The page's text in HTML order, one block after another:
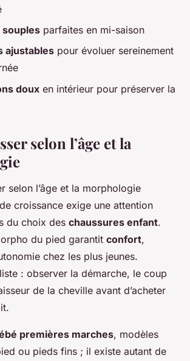
parfaites en mi-saison
ajustables pour évoluer sereinement
doux en intérieur pour préserver la
selon l’âge et la
croissance exige une attention
du choix des chaussures enfant.
du pied garantit confort,
chez les plus jeunes.
: observer la démarche, le coup
de la cheville avant d’acheter
premières marches, modèles
ou pieds fins ; il existe autant de